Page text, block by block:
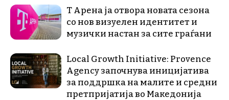
Т Арена ја отвора новата сезона
со нов визуелен идентитет и
музички настан за сите граѓани
Local Growth Initiative: Provence
Agency започнува иницијатива
за поддршка на малите и средни
претпријатија во Македонија